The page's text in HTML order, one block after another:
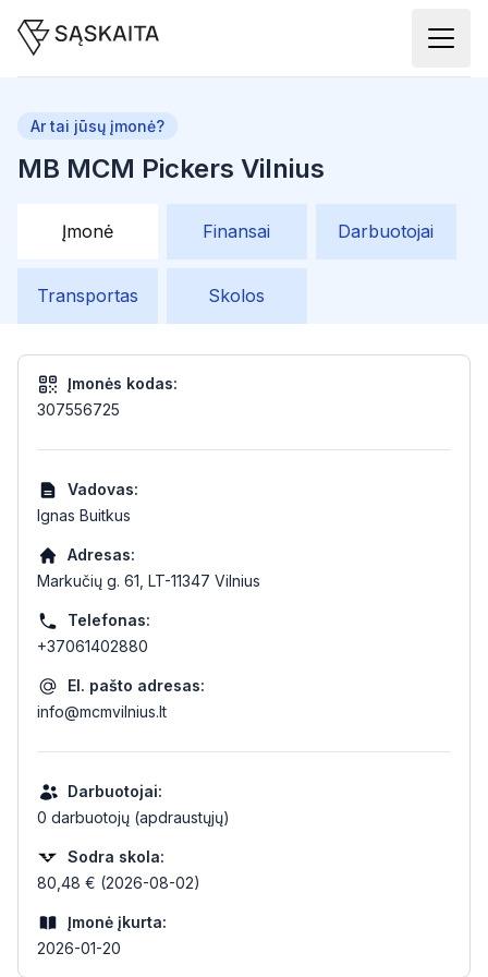
MB MCM Pickers Vilnius
Ar tai jūsų įmonė?
Įmonė Finansai Darbuotojai
Transportas Skolos
Įmonės kodas:
307556725
Vadovas:
Ignas Buitkus
Adresas:
Markučių g. 61, LT-11347 Vilnius
Telefonas:
+37061402880
El. pašto adresas:
info@mcmvilnius.lt
Darbuotojai:
0 darbuotojų (apdraustųjų)
Sodra skola:
80,48 € (2026-08-02)
Įmonė įkurta:
2026-01-20